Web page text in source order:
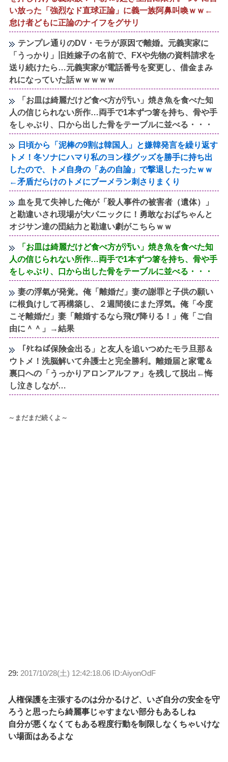
い放った「強烈なド直球正論」に義一族阿鼻叫喚ｗｗ←
怠け者どもに正論のナイフをグサリ
テンプレ通りのDV・モラが原因で離婚。元義実家に
「うっかり」旧姓嫁子の名前で、FXや先物の資料請求を
送り続けたら…元義実家が電話番号を変更し、借金まみ
れになっていた話ｗｗｗｗｗ
「お皿は綺麗だけど食べ方が汚い」焼き魚を食べた知
人の信じられない所作…両手で1本ずつ箸を持ち、骨や手
をしゃぶり、口から出した骨をテーブルに並べる・・・
日頃から「泥棒の9割は韓国人」と嫌韓発言を繰り返す
トメ！冬ソナにハマり私のヨン様グッズを勝手に持ち出
したので、トメ自身の「あの自論」で撃退したったｗｗ
←矛盾だらけのトメにブーメラン刺さりまくり
血を見て失神した俺が「殺人事件の被害者（遺体）」
と勘違いされ現場が大パニックに！勇敢なおばちゃんと
オジサン達の団結力と勘違い劇がこちらｗｗ
「お皿は綺麗だけど食べ方が汚い」焼き魚を食べた知
人の信じられない所作…両手で1本ずつ箸を持ち、骨や手
をしゃぶり、口から出した骨をテーブルに並べる・・・
妻の浮氣が発覚。俺「離婚だ」妻の謝罪と子供の願い
に根負けして再構築し、２週間後にまた浮気。俺「今度
こそ離婚だ」妻「離婚するなら飛び降りる！」俺「ご自
由に＾＾」→結果
「ﾀﾋねば保険金出る」と友人を追いつめたモラ旦那＆
ウトメ！洗脳解いて弁護士と完全勝利。離婚届と家電＆
裏口への「うっかりアロンアルファ」を残して脱出←悔
し泣きしなが…
～まだまだ続くよ～
29: 2017/10/28(土) 12:42:18.06 ID:AiyonOdF
人権保護を主張するのは分かるけど、いざ自分の安全を守
ろうと思ったら綺麗事じゃすまない部分もあるしね
自分が悪くなくてもある程度行動を制限しなくちゃいけな
い場面はあるよな